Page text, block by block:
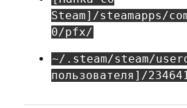
Steam]/steamapps/
0/pfx/
~/.steam/steam/
пользователя]/